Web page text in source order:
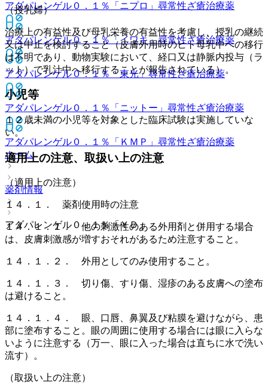
アダパレンゲル０．１％「ニプロ」 尋常性ざ瘡治療薬
アダパレンゲル０．１％「イワキ」尋常性ざ瘡治療薬
アダパレンゲル０．１％「東光」尋常性ざ瘡治療薬
アダパレンゲル０．１％「ニットー」 尋常性ざ瘡治療薬
アダパレンゲル０．１％「ＫＭＰ」 尋常性ざ瘡治療薬
ホーム
薬剤情報
アダパレンゲル０．１％「ＹＤ」
（授乳婦）
治療上の有益性及び母乳栄養の有益性を考慮し、授乳の継続
又は中止を検討すること（皮膚外用時のヒト母乳中への移行
は不明であり、動物実験において、経口又は静脈内投与（ラ
ット）で乳汁中へ移行することが報告されている）。
小児等
１２歳未満の小児等を対象とした臨床試験は実施していな
い。
適用上の注意、取扱い上の注意
（適用上の注意）
１４．１． 薬剤使用時の注意
１４．１．１． 他の刺激性のある外用剤と併用する場合
は、皮膚刺激感が増すおそれがあるため注意すること。
１４．１．２． 外用としてのみ使用すること。
１４．１．３． 切り傷、すり傷、湿疹のある皮膚への塗布
は避けること。
１４．１．４． 眼、口唇、鼻翼及び粘膜を避けながら、患
部に塗布すること。眼の周囲に使用する場合には眼に入らな
いように注意する（万一、眼に入った場合は直ちに水で洗い
流す）。
（取扱い上の注意）